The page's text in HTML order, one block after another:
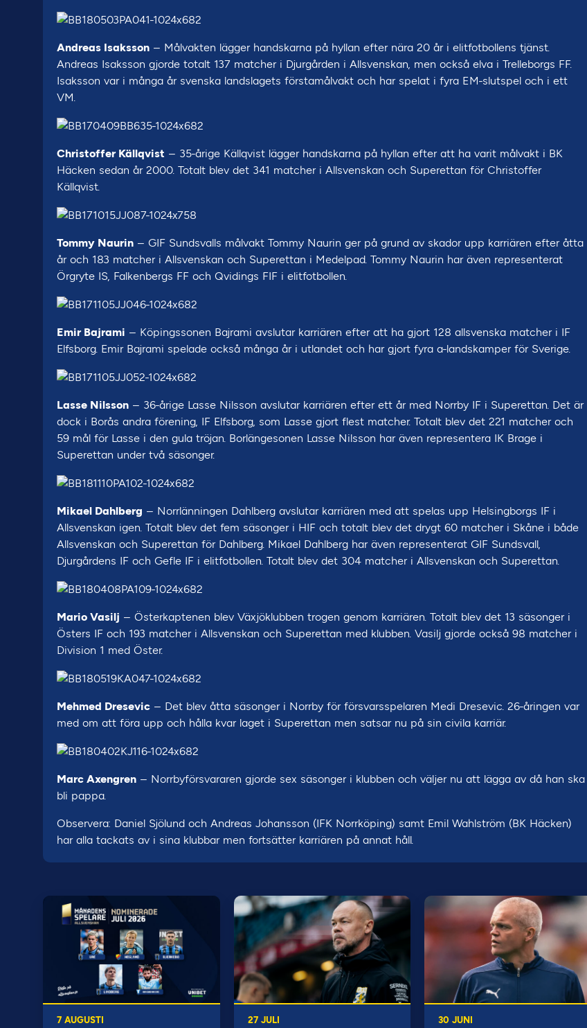
Andreas Isaksson – Målvakten lägger handskarna på hyllan efter nära 20 år i elitfotbollens tjänst.
Andreas Isaksson gjorde totalt 137 matcher i Djurgården i Allsvenskan, men också elva i Trelleborgs FF.
Isaksson var i många år svenska landslagets förstamålvakt och har spelat i fyra EM-slutspel och i ett
VM.
Christoffer Källqvist – 35-årige Källqvist lägger handskarna på hyllan efter att ha varit målvakt i BK
Häcken sedan år 2000. Totalt blev det 341 matcher i Allsvenskan och Superettan för Christoffer
Källqvist.
Tommy Naurin – GIF Sundsvalls målvakt Tommy Naurin ger på grund av skador upp karriären efter åtta
år och 183 matcher i Allsvenskan och Superettan i Medelpad. Tommy Naurin har även representerat
Örgryte IS, Falkenbergs FF och Qvidings FIF i elitfotbollen.
Emir Bajrami – Köpingssonen Bajrami avslutar karriären efter att ha gjort 128 allsvenska matcher i IF
Elfsborg. Emir Bajrami spelade också många år i utlandet och har gjort fyra a-landskamper för Sverige.
Lasse Nilsson – 36-årige Lasse Nilsson avslutar karriären efter ett år med Norrby IF i Superettan. Det är
dock i Borås andra förening, IF Elfsborg, som Lasse gjort flest matcher. Totalt blev det 221 matcher och
59 mål för Lasse i den gula tröjan. Borlängesonen Lasse Nilsson har även representera IK Brage i
Superettan under två säsonger.
Mikael Dahlberg – Norrlänningen Dahlberg avslutar karriären med att spelas upp Helsingborgs IF i
Allsvenskan igen. Totalt blev det fem säsonger i HIF och totalt blev det drygt 60 matcher i Skåne i både
Allsvenskan och Superettan för Dahlberg. Mikael Dahlberg har även representerat GIF Sundsvall,
Djurgårdens IF och Gefle IF i elitfotbollen. Totalt blev det 304 matcher i Allsvenskan och Superettan.
Mario Vasilj – Österkaptenen blev Växjöklubben trogen genom karriären. Totalt blev det 13 säsonger i
Östers IF och 193 matcher i Allsvenskan och Superettan med klubben. Vasilj gjorde också 98 matcher i
Division 1 med Öster.
Mehmed Dresevic – Det blev åtta säsonger i Norrby för försvarsspelaren Medi Dresevic. 26-åringen var
med om att föra upp och hålla kvar laget i Superettan men satsar nu på sin civila karriär.
Marc Axengren – Norrbyförsvararen gjorde sex säsonger i klubben och väljer nu att lägga av då han ska
bli pappa.
Observera: Daniel Sjölund och Andreas Johansson (IFK Norrköping) samt Emil Wahlström (BK Häcken)
har alla tackats av i sina klubbar men fortsätter karriären på annat håll.
7 AUGUSTI 27 JULI 30 JUNI